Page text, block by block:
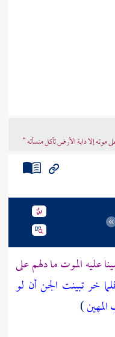
موته إلا دابة الأرض تأكل منسأته "
عليه الموت ما دلهم على
خر تبينت الجن أن لو
المهين)